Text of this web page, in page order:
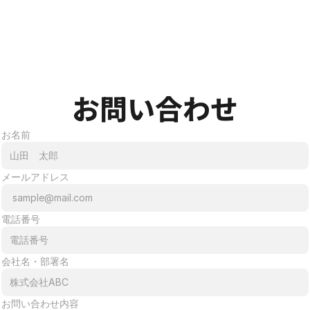
お問い合わせ
お名前
メールアドレス
電話番号
会社名・部署名
お問い合わせ内容